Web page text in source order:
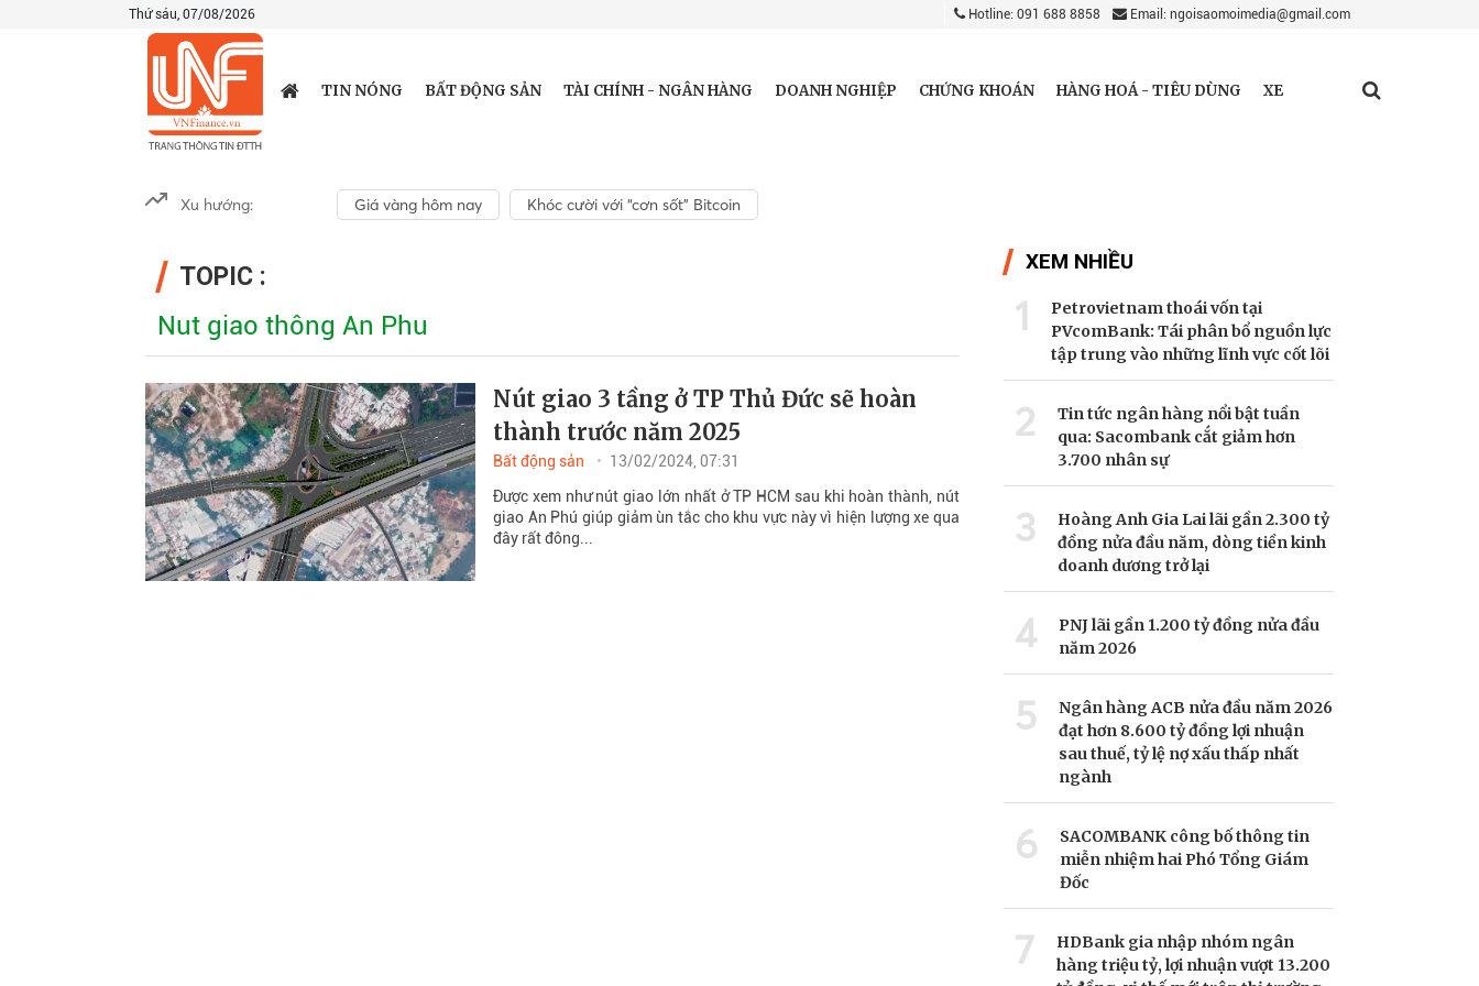
Thứ sáu, 07/08/2026 Hotline: 091 688 8858 Email: ngoisaomoimedia@gmail.com
TIN NÓNG BẤT ĐỘNG SẢN TÀI CHÍNH - NGÂN HÀNG DOANH NGHIỆP CHỨNG KHOÁN HÀNG HOÁ - TIÊU DÙNG XE
Xu hướng: Giá vàng hôm nay Khóc cười với “cơn sốt” Bitcoin
TOPIC :
Nut giao thông An Phu
Nút giao 3 tầng ở TP Thủ Đức sẽ hoàn
thành trước năm 2025
Bất động sản
13/02/2024, 07:31
Được xem như nút giao lớn nhất ở TP HCM sau khi hoàn thành, nút
giao An Phú giúp giảm ùn tắc cho khu vực này vì hiện lượng xe qua
đây rất đông...
XEM NHIỀU
1
Petrovietnam thoái vốn tại
PVcomBank: Tái phân bổ nguồn lực
tập trung vào những lĩnh vực cốt lõi
2
Tin tức ngân hàng nổi bật tuần
qua: Sacombank cắt giảm hơn
3.700 nhân sự
3
Hoàng Anh Gia Lai lãi gần 2.300 tỷ
đồng nửa đầu năm, dòng tiền kinh
doanh dương trở lại
4
PNJ lãi gần 1.200 tỷ đồng nửa đầu
năm 2026
5
Ngân hàng ACB nửa đầu năm 2026
đạt hơn 8.600 tỷ đồng lợi nhuận
sau thuế, tỷ lệ nợ xấu thấp nhất
ngành
6
SACOMBANK công bố thông tin
miễn nhiệm hai Phó Tổng Giám
Đốc
7
HDBank gia nhập nhóm ngân
hàng triệu tỷ, lợi nhuận vượt 13.200